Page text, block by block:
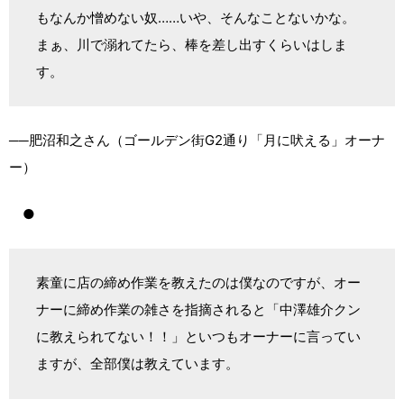
もなんか憎めない奴……いや、そんなことないかな。
まぁ、川で溺れてたら、棒を差し出すくらいはしま
す。
──肥沼和之さん（ゴールデン街G2通り「月に吠える」オーナ
ー）
●
素童に店の締め作業を教えたのは僕なのですが、オー
ナーに締め作業の雑さを指摘されると「中澤雄介クン
に教えられてない！！」といつもオーナーに言ってい
ますが、全部僕は教えています。